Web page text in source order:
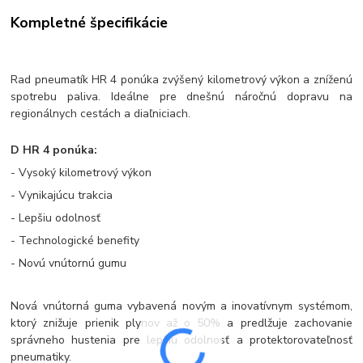
Kompletné špecifikácie
Rad pneumatík HR 4 ponúka zvýšený kilometrový výkon a zníženú
spotrebu paliva. Ideálne pre dnešnú náročnú dopravu na
regionálnych cestách a diaľniciach.
D HR 4 ponúka:
- Vysoký kilometrový výkon
- Vynikajúcu trakcia
- Lepšiu odolnosť
- Technologické benefity
- Novú vnútornú gumu
Nová vnútorná guma vybavená novým a inovatívnym systémom,
ktorý znižuje prienik plynov až o 50% a predlžuje zachovanie
správneho hustenia pre lepšiu odolnosť a protektorovateľnosť
pneumatiky.